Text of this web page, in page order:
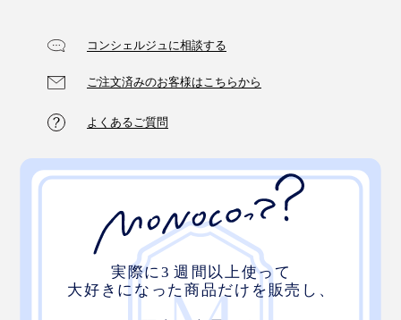
コンシェルジュに相談する
ご注文済みのお客様はこちらから
よくあるご質問